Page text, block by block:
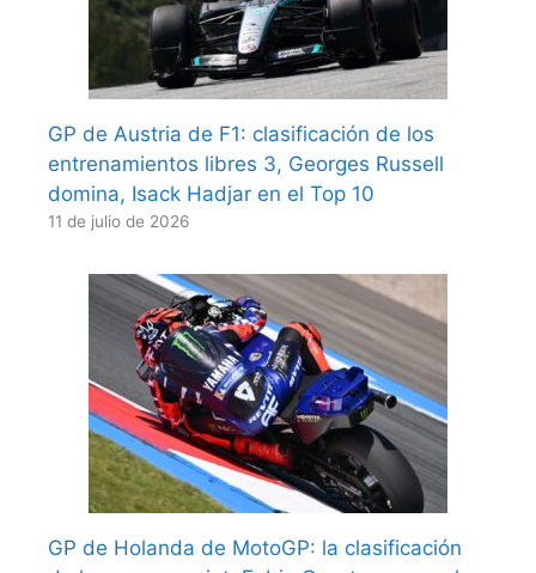
GP de Austria de F1: clasificación de los
entrenamientos libres 3, Georges Russell
domina, Isack Hadjar en el Top 10
11 de julio de 2026
GP de Holanda de MotoGP: la clasificación